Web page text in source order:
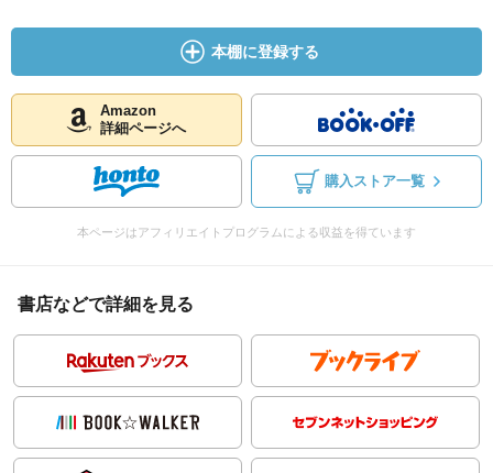
本棚に登録する
Amazon
詳細ページへ
購入ストア一覧
本ページはアフィリエイトプログラムによる収益を得ています
書店などで詳細を見る